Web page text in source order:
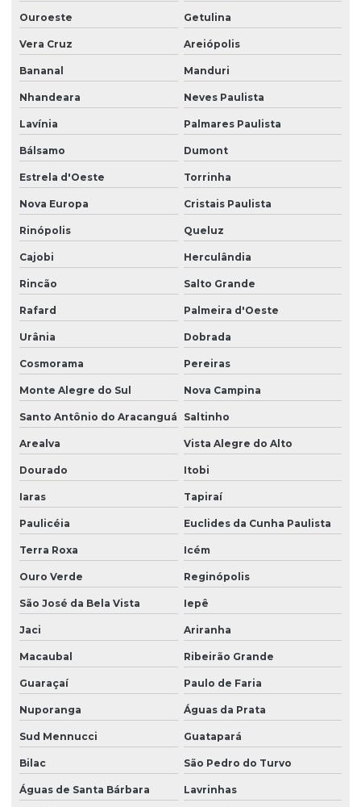
Ouroeste Getulina
Vera Cruz Areiópolis
Bananal Manduri
Nhandeara Neves Paulista
Lavínia Palmares Paulista
Bálsamo Dumont
Estrela d'Oeste Torrinha
Nova Europa Cristais Paulista
Rinópolis Queluz
Cajobi Herculândia
Rincão Salto Grande
Rafard Palmeira d'Oeste
Urânia Dobrada
Cosmorama Pereiras
Monte Alegre do Sul Nova Campina
Santo Antônio do Aracanguá Saltinho
Arealva Vista Alegre do Alto
Dourado Itobi
Iaras Tapiraí
Paulicéia Euclides da Cunha Paulista
Terra Roxa Icém
Ouro Verde Reginópolis
São José da Bela Vista Iepê
Jaci Ariranha
Macaubal Ribeirão Grande
Guaraçaí Paulo de Faria
Nuporanga Águas da Prata
Sud Mennucci Guatapará
Bilac São Pedro do Turvo
Águas de Santa Bárbara Lavrinhas